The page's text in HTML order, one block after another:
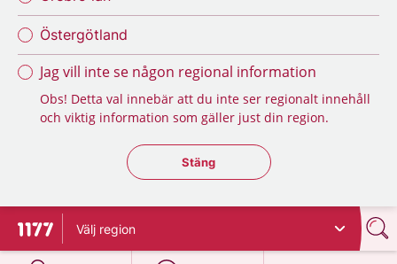
Östergötland
Jag vill inte se någon regional information
Obs! Detta val innebär att du inte ser regionalt innehåll
och viktig information som gäller just din region.
Stäng regionsväljaren
Stäng
Till startsidan för 1177
Välj region
på 1177.se
på 1177.se